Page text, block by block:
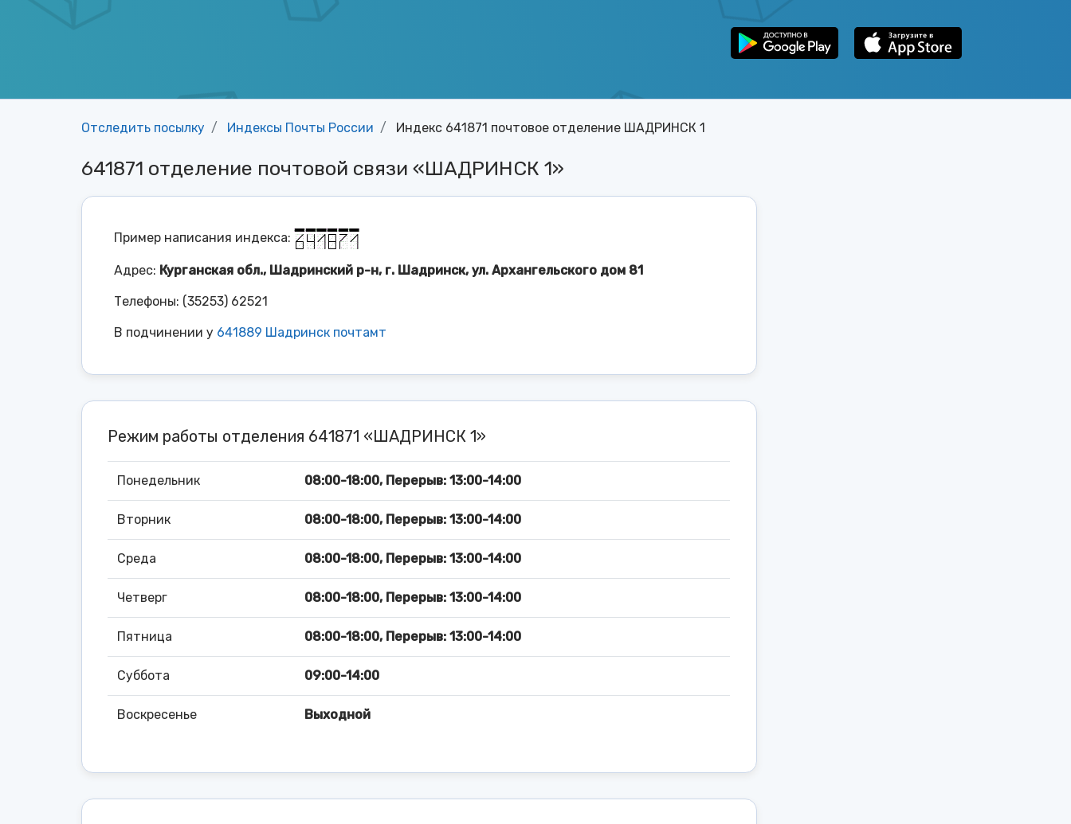
Отследить посылку Индексы Почты России Индекс 641871 почтовое отделение ШАДРИНСК 1
641871 отделение почтовой связи «ШАДРИНСК 1»
Пример написания индекса:
Адрес: Курганская обл., Шадринский р-н, г. Шадринск, ул. Архангельского дом 81
Телефоны: (35253) 62521
В подчинении у 641889 Шадринск почтамт
Режим работы отделения 641871 «ШАДРИНСК 1»
Понедельник 08:00-18:00, Перерыв: 13:00-14:00
Вторник 08:00-18:00, Перерыв: 13:00-14:00
Среда 08:00-18:00, Перерыв: 13:00-14:00
Четверг 08:00-18:00, Перерыв: 13:00-14:00
Пятница 08:00-18:00, Перерыв: 13:00-14:00
Суббота 09:00-14:00
Воскресенье Выходной